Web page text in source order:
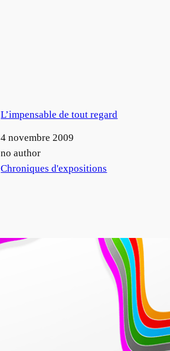
L’impensable de tout regard
Date
4 novembre 2009
Auteur
no author
Par rapport à
Chroniques d'expositions